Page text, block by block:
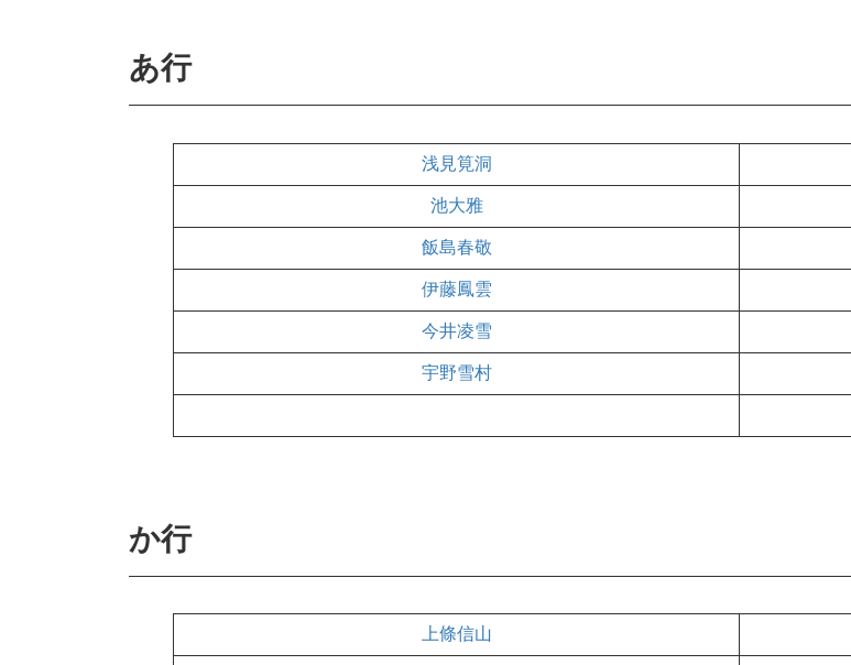
あ行
浅見筧洞
池大雅
飯島春敬
伊藤鳳雲
今井凌雪
宇野雪村
か行
上條信山